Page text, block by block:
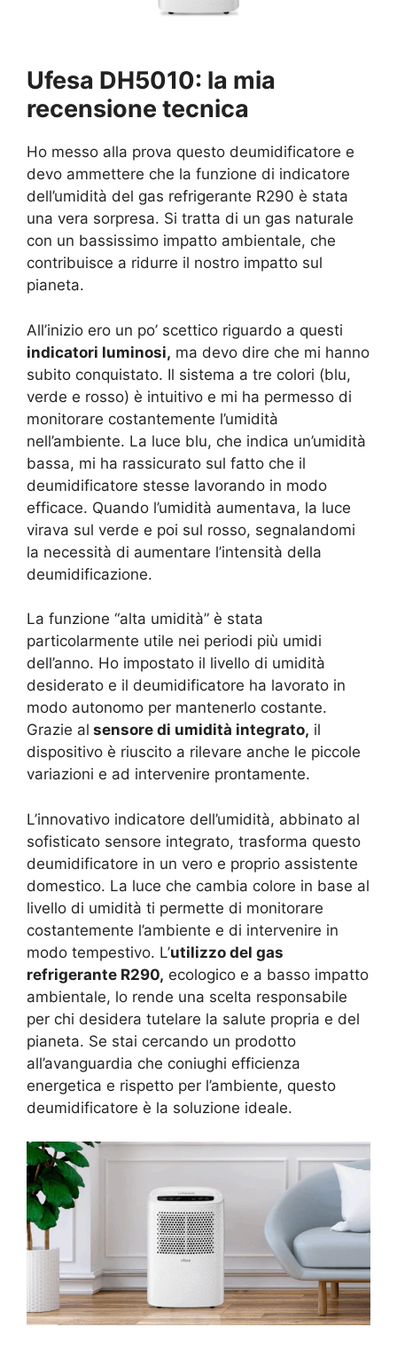
Ufesa DH5010: la mia
recensione tecnica
Ho messo alla prova questo deumidificatore e
devo ammettere che la funzione di indicatore
dell’umidità del gas refrigerante R290 è stata
una vera sorpresa. Si tratta di un gas naturale
con un bassissimo impatto ambientale, che
contribuisce a ridurre il nostro impatto sul
pianeta.
All’inizio ero un po’ scettico riguardo a questi
indicatori luminosi, ma devo dire che mi hanno
subito conquistato. Il sistema a tre colori (blu,
verde e rosso) è intuitivo e mi ha permesso di
monitorare costantemente l’umidità
nell’ambiente. La luce blu, che indica un’umidità
bassa, mi ha rassicurato sul fatto che il
deumidificatore stesse lavorando in modo
efficace. Quando l’umidità aumentava, la luce
virava sul verde e poi sul rosso, segnalandomi
la necessità di aumentare l’intensità della
deumidificazione.
La funzione “alta umidità” è stata
particolarmente utile nei periodi più umidi
dell’anno. Ho impostato il livello di umidità
desiderato e il deumidificatore ha lavorato in
modo autonomo per mantenerlo costante.
Grazie al sensore di umidità integrato, il
dispositivo è riuscito a rilevare anche le piccole
variazioni e ad intervenire prontamente.
L’innovativo indicatore dell’umidità, abbinato al
sofisticato sensore integrato, trasforma questo
deumidificatore in un vero e proprio assistente
domestico. La luce che cambia colore in base al
livello di umidità ti permette di monitorare
costantemente l’ambiente e di intervenire in
modo tempestivo. L’utilizzo del gas
refrigerante R290, ecologico e a basso impatto
ambientale, lo rende una scelta responsabile
per chi desidera tutelare la salute propria e del
pianeta. Se stai cercando un prodotto
all’avanguardia che coniughi efficienza
energetica e rispetto per l’ambiente, questo
deumidificatore è la soluzione ideale.